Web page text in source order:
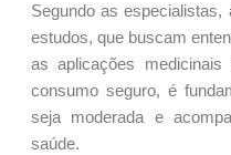
Segundo as
estudos, que buscam
as aplicações
consumo seguro, é
seja moderada e
saúde.